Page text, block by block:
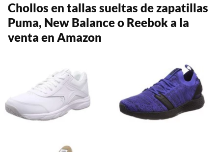
Chollos en tallas sueltas de zapatillas
Puma, New Balance o Reebok a la
venta en Amazon